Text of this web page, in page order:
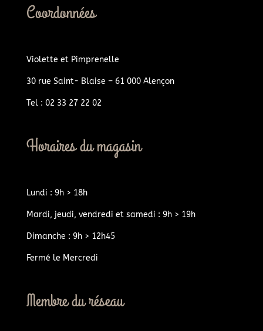
Coordonnées
Violette et Pimprenelle
30 rue Saint- Blaise – 61 000 Alençon
Tel : 02 33 27 22 02
Horaires du magasin
Lundi : 9h > 18h
Mardi, jeudi, vendredi et samedi : 9h > 19h
Dimanche : 9h > 12h45
Fermé le Mercredi
Membre du réseau